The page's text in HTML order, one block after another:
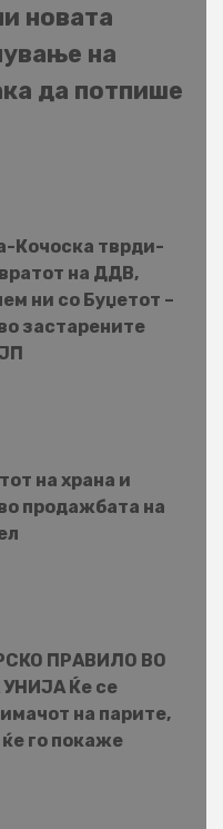
новата
на
да потпише
Кочоска тврди-
на ДДВ,
ни со Буџетот –
застарените
на храна и
продажбата на
ПРАВИЛО ВО
Ќе се
на парите,
го покаже